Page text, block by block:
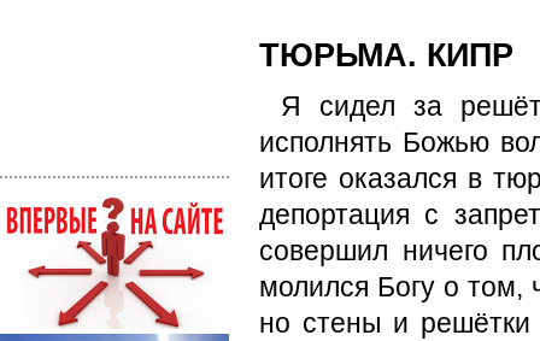
ТЮРЬМА. КИПР
Я сидел за
исполнять Божью
итоге оказался в
депортация с
совершил ничего
молился Богу о том,
но стены и